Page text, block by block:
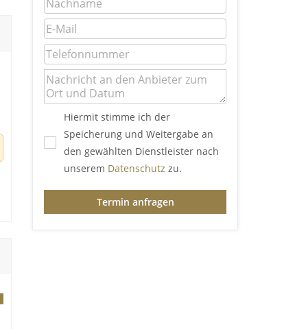
Hiermit stimme ich der
Speicherung und Weitergabe an
den gewählten Dienstleister nach
unserem Datenschutz zu.
Termin anfragen